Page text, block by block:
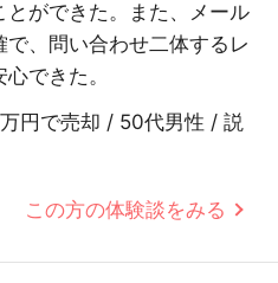
ができた。また、メール
、問い合わせ二体するレ
できた。
円で売却 / 50代男性 / 説
この方の体験談をみる